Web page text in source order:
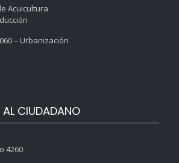
Acuicultura
– Urbanización
CIUDADANO
4260